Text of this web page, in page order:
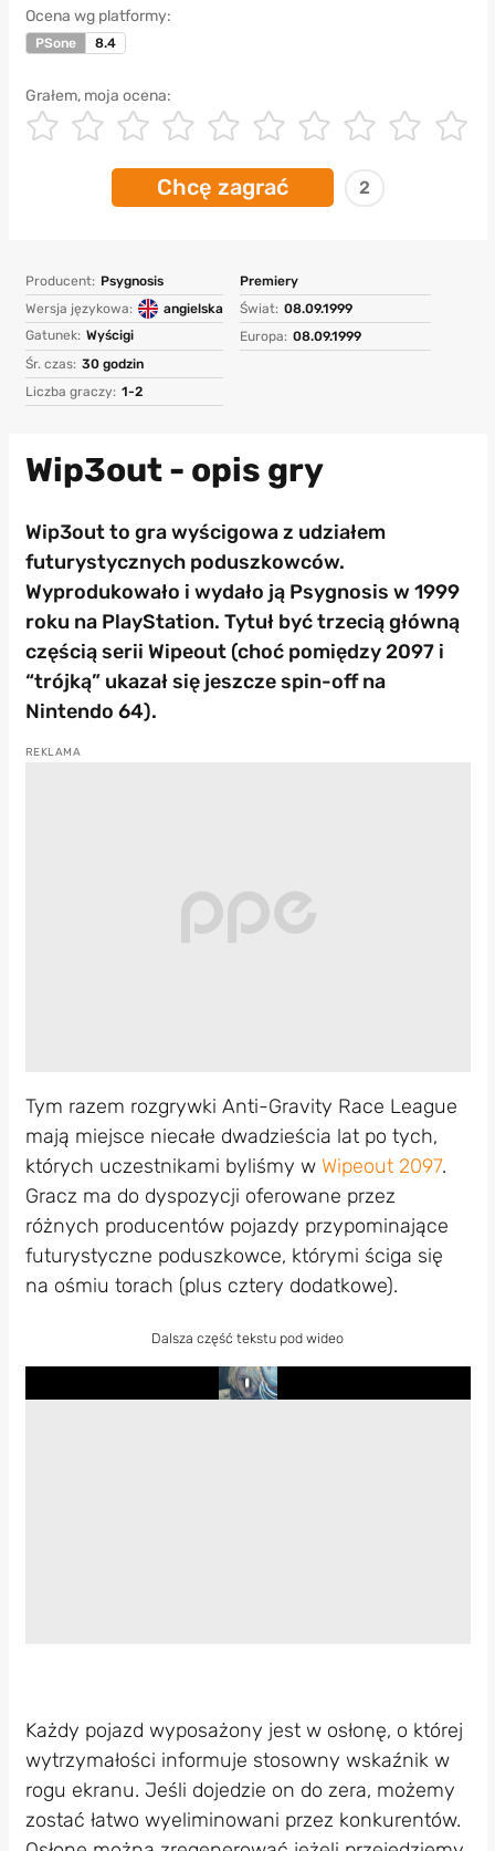
Ocena wg platformy:
PSone 8.4
Grałem, moja ocena:
Chcę zagrać 2
Producent: Psygnosis
Wersja językowa:
angielska
Gatunek: Wyścigi
Śr. czas: 30 godzin
Liczba graczy: 1-2
Premiery
Świat: 08.09.1999
Europa: 08.09.1999
Wip3out - opis gry
Wip3out to gra wyścigowa z udziałem
futurystycznych poduszkowców.
Wyprodukowało i wydało ją Psygnosis w 1999
roku na PlayStation. Tytuł być trzecią główną
częścią serii Wipeout (choć pomiędzy 2097 i
“trójką” ukazał się jeszcze spin-off na
Nintendo 64).
Tym razem rozgrywki Anti-Gravity Race League
mają miejsce niecałe dwadzieścia lat po tych,
których uczestnikami byliśmy w Wipeout 2097.
Gracz ma do dyspozycji oferowane przez
różnych producentów pojazdy przypominające
futurystyczne poduszkowce, którymi ściga się
na ośmiu torach (plus cztery dodatkowe).
Dalsza część tekstu pod wideo
Play
Każdy pojazd wyposażony jest w osłonę, o której
wytrzymałości informuje stosowny wskaźnik w
rogu ekranu. Jeśli dojedzie on do zera, możemy
zostać łatwo wyeliminowani przez konkurentów.